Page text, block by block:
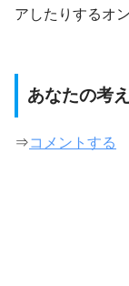
アしたりするオ
あなたの考
⇒コメントする